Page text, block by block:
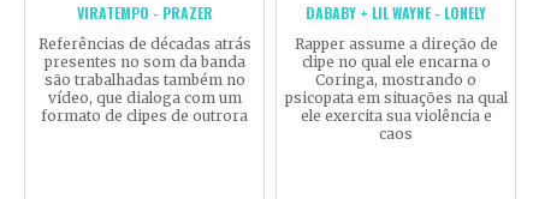
VIRATEMPO - PRAZER
Referências de décadas atrás
presentes no som da banda
são trabalhadas também no
vídeo, que dialoga com um
formato de clipes de outrora
DABABY + LIL WAYNE - LONELY
Rapper assume a direção de
clipe no qual ele encarna o
Coringa, mostrando o
psicopata em situações na qual
ele exercita sua violência e
caos